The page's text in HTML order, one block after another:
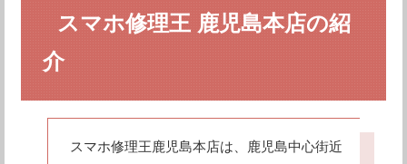
スマホ修理王 鹿児島本店の紹
介
スマホ修理王鹿児島本店は、鹿児島中心街近